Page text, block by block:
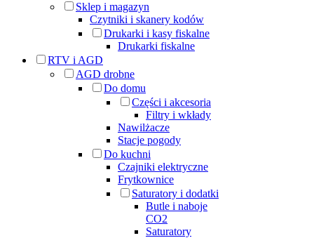
Sklep i magazyn
Czytniki i skanery kodów
Drukarki i kasy fiskalne
Drukarki fiskalne
RTV i AGD
AGD drobne
Do domu
Części i akcesoria
Filtry i wkłady
Nawilżacze
Stacje pogody
Do kuchni
Czajniki elektryczne
Frytkownice
Saturatory i dodatki
Butle i naboje
CO2
Saturatory